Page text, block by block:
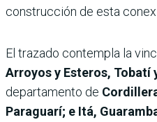
construcción de esta
El trazado contempla la
Arroyos y Esteros, Tobatí
departamento de
Paraguarí; e Itá,